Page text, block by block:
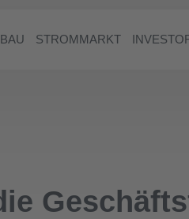
STROMMARKT